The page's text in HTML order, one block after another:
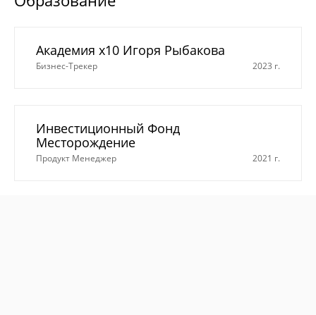
Академия х10 Игоря Рыбакова
Бизнес-Трекер 2023 г.
Инвестиционный Фонд
Месторождение
Продукт Менеджер 2021 г.